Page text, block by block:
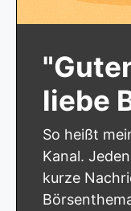
liebe
So heißt
Kanal.
kurze